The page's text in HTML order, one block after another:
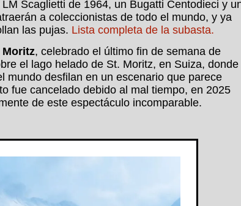
Scaglietti de 1964, un Bugatti Centodieci y
a coleccionistas de todo el mundo, y ya
las pujas. Lista completa de la subasta.
Moritz, celebrado el último fin de semana de
el lago helado de St. Moritz, en Suiza, donde
mundo desfilan en un escenario que parece
fue cancelado debido al mal tiempo, en 2025
de este espectáculo incomparable.